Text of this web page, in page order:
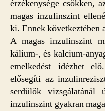
érzékenysége csökken,
magas inzulinszint
ki. Ennek következtében
A magas inzulinszint
kálium-, és kalcium-
emelkedést idézhet
elősegíti az
serdülők
inzulinszint gyakran